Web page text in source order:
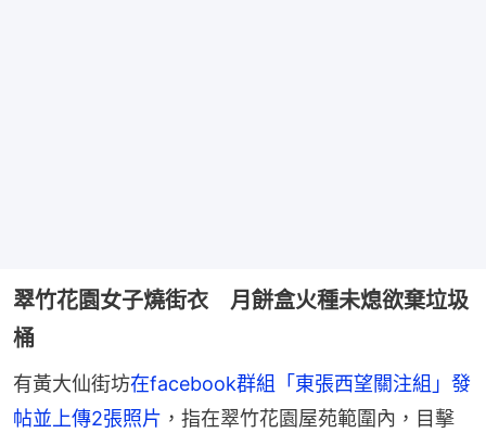
翠竹花園女子燒街衣 月餅盒火種未熄欲棄垃圾
桶
有黃大仙街坊在facebook群組「東張西望關注組」發
帖並上傳2張照片 ，指在翠竹花園屋苑範圍內，目擊